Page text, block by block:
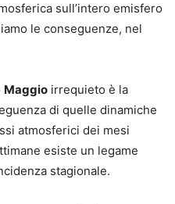
sull’intero emisfero
le conseguenze, nel
Maggio irrequieto è la
di quelle dinamiche
atmosferici dei mesi
esiste un legame
stagionale.